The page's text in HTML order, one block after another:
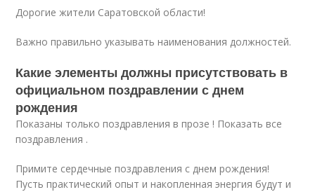
Дорогие жители Саратовской области!
Важно правильно указывать наименования должностей.
Какие элементы должны присутствовать в
официальном поздравлении с днем
рождения
Показаны только поздравления в прозе ! Показать все
поздравления .
Примите сердечные поздравления с днем рождения!
Пусть практический опыт и накопленная энергия будут и